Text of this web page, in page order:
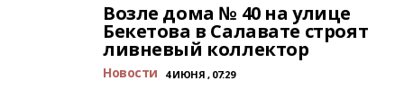
Возле дома № 40 на улице
Бекетова в Салавате строят
ливневый коллектор
Новости 4 ИЮНЯ , 07:29